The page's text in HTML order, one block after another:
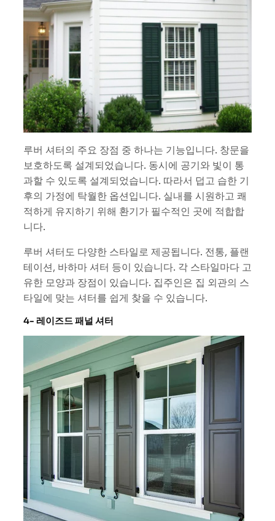
루버 셔터의 주요 장점 중 하나는 기능입니다. 창문을
보호하도록 설계되었습니다. 동시에 공기와 빛이 통
과할 수 있도록 설계되었습니다. 따라서 덥고 습한 기
후의 가정에 탁월한 옵션입니다. 실내를 시원하고 쾌
적하게 유지하기 위해 환기가 필수적인 곳에 적합합
니다.
루버 셔터도 다양한 스타일로 제공됩니다. 전통, 플랜
테이션, 바하마 셔터 등이 있습니다. 각 스타일마다 고
유한 모양과 장점이 있습니다. 집주인은 집 외관의 스
타일에 맞는 셔터를 쉽게 찾을 수 있습니다.
4- 레이즈드 패널 셔터